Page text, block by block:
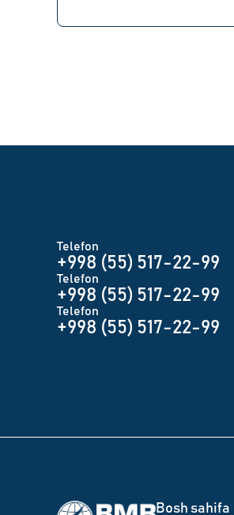
Telefon
+998 (55) 517-22-99
Telefon
+998 (55) 517-22-99
Telefon
+998 (55) 517-22-99
Bosh sahifa